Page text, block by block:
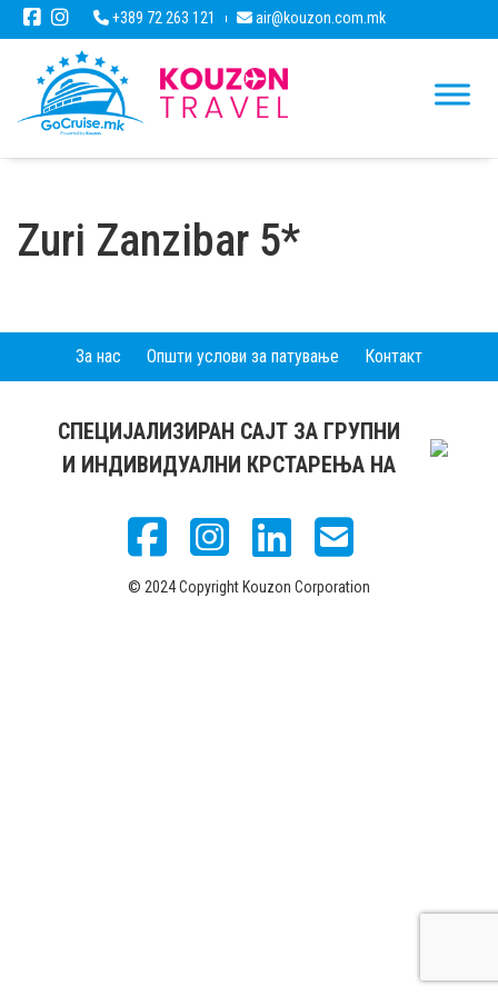
+389 72 263 121 air@kouzon.com.mk
Zuri Zanzibar 5*
За нас Општи услови за патување Контакт
СПЕЦИЈАЛИЗИРАН САЈТ ЗА ГРУПНИ
И ИНДИВИДУАЛНИ КРСТАРЕЊА НА
© 2024 Copyright Kouzon Corporation